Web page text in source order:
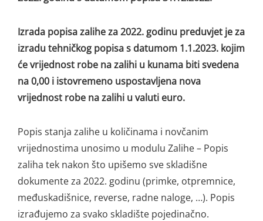
Izrada popisa zalihe za 2022. godinu preduvjet je za
izradu tehničkog popisa s datumom 1.1.2023. kojim
će vrijednost robe na zalihi u kunama biti svedena
na 0,00 i istovremeno uspostavljena nova
vrijednost robe na zalihi u valuti euro.
Popis stanja zalihe u količinama i novčanim
vrijednostima unosimo u modulu Zalihe – Popis
zaliha tek nakon što upišemo sve skladišne
dokumente za 2022. godinu (primke, otpremnice,
međuskadišnice, reverse, radne naloge, …). Popis
izrađujemo za svako skladište pojedinačno.